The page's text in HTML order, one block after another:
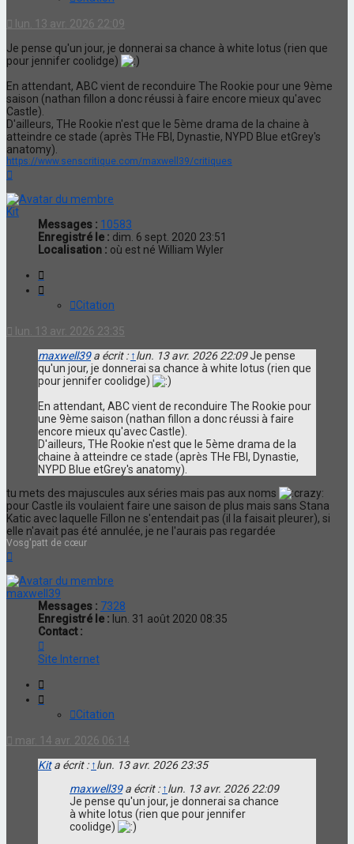
lun. 13 avr. 2026 22:09
Je pense qu'un jour, je donnerai sa chance à white lotus (rien que
pour jennifer coolidge)
En attendant, ABC vient de reconduire The Rookie pour une 9ème
saison (nathan fillon a donc réussi à faire encore mieux qu'avec
Castle).
D'ailleurs, THe Rookie n'est que le 5ème drama de la chaine à
atteindre ce stade (après THe FBI, Dynastie, NYPD Blue etGrey's
anatomy).
https://www.senscritique.com/maxwell39/critiques
Kit
Messages : 10583
Enregistré le : dim. 6 sept. 2020 23:51
Localisation : où est né William Wyler
Citation
lun. 13 avr. 2026 23:35
maxwell39a écrit : ↑lun. 13 avr. 2026 22:09Je pense
qu'un jour, je donnerai sa chance à white lotus (rien que
pour jennifer coolidge)
En attendant, ABC vient de reconduire The Rookie pour
une 9ème saison (nathan fillon a donc réussi à faire
encore mieux qu'avec Castle).
D'ailleurs, THe Rookie n'est que le 5ème drama de la
chaine à atteindre ce stade (après THe FBI, Dynastie,
NYPD Blue etGrey's anatomy).
tu mets des majuscules aux séries mais pas aux noms
pour Castle ils voulaient faire une saison de plus mais sans Stana
Katic avec laquelle Fillon ne s'entendait pas (il la faisait pleurer), si
elle n'avait pas été annulée, je ne l'aurais pas regardée
Vosg'patt de cœur
maxwell39
Messages : 7328
Enregistré le : lun. 31 août 2020 08:35
Contact :
maxwell39
Site Internet
Citation
mar. 14 avr. 2026 06:14
Kita écrit : ↑lun. 13 avr. 2026 23:35
maxwell39a écrit : ↑lun. 13 avr. 2026 22:09
Je pense qu'un jour, je donnerai sa chance
à white lotus (rien que pour jennifer
coolidge)